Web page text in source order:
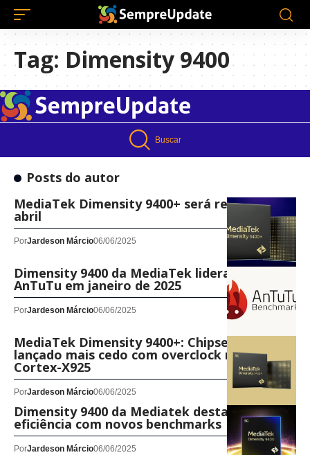
Tag: Dimensity 9400
Buscar
Posts do autor
MediaTek Dimensity 9400+ será revelado em
abril
PorJardeson Márcio06/06/2025
Dimensity 9400 da MediaTek lidera o ranking
AnTuTu em janeiro de 2025
PorJardeson Márcio06/06/2025
MediaTek Dimensity 9400+: Chipset pode ser
lançado mais cedo com overclock no núcleo
Cortex-X925
PorJardeson Márcio06/06/2025
Dimensity 9400 da Mediatek destaca-se em
eficiência com novos benchmarks
PorJardeson Márcio06/06/2025